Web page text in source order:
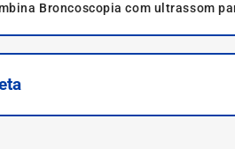
Broncoscopia com ultrassom